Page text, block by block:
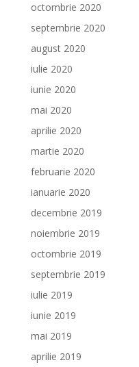
octombrie 2020
septembrie 2020
august 2020
iulie 2020
iunie 2020
mai 2020
aprilie 2020
martie 2020
februarie 2020
ianuarie 2020
decembrie 2019
noiembrie 2019
octombrie 2019
septembrie 2019
iulie 2019
iunie 2019
mai 2019
aprilie 2019